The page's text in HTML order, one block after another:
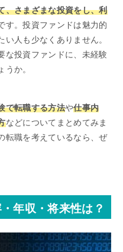
、さまざまな投資をし、利
す。投資ファンドは魅力的
人も少なくありません。
な投資ファンドに、未経験
か。
で転職する方法や仕事内
などについてまとめてみま
転職を考えているなら、ぜ
年収・将来性は？